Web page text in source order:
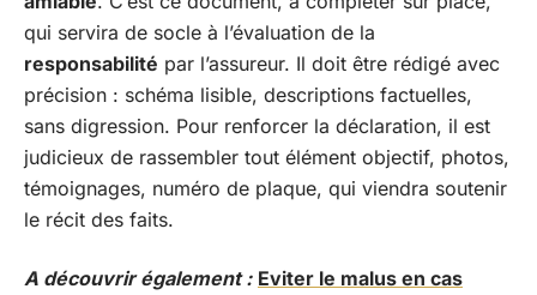
qui servira de socle à l’évaluation de la
responsabilité par l’assureur. Il doit être rédigé avec
précision : schéma lisible, descriptions factuelles,
sans digression. Pour renforcer la déclaration, il est
judicieux de rassembler tout élément objectif, photos,
témoignages, numéro de plaque, qui viendra soutenir
le récit des faits.
A découvrir également : Eviter le malus en cas